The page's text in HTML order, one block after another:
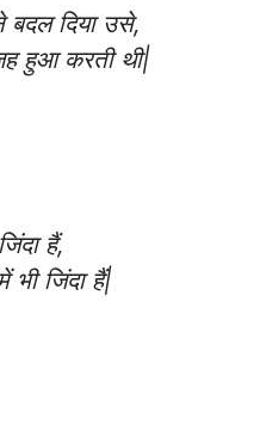
बदल दिया उसे,
हुआ करती थी|
हैं,
भी जिंदा हैं|